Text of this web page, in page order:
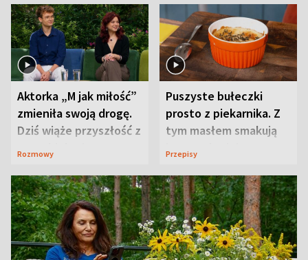
Aktorka „M jak miłość”
zmieniła swoją drogę.
Dziś wiąże przyszłość z
neurobiologią
Rozmowy
Puszyste bułeczki
prosto z piekarnika. Z
tym masłem smakują
jeszcze lepiej
Przepisy